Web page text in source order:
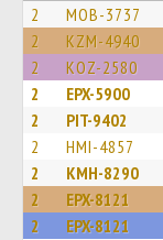
2 MOB-3737
2 KZM-4940
2 KOZ-2580
2 EPX-5900
2 PIT-9402
2 HMI-4857
2 KMH-8290
2 EPX-8121
2 EPX-8121